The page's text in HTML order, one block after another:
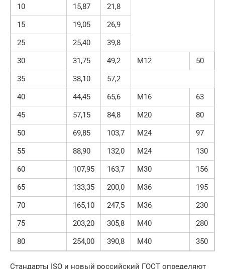
10 15,87
21,8
15
19,05
26,9
25
25,40
39,8
30
31,75 49,2 M12
50
35
38,10
57,2
40
44,45 65,6 M16
63
45
57,15 84,8 M20
80
50
69,85 103,7 M24
97
55
88,90 132,0 M24
130
60
107,95 163,7 M30
156
65
133,35 200,0 M36
195
70
165,10 247,5 M36
230
75
203,20 305,8 M40
280
80
254,00 390,8 M40 350
Стандарты ISO и новый российский ГОСТ определяют